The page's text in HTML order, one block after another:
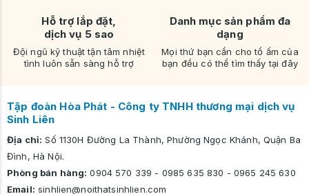
Hỗ trợ lắp đặt,
dịch vụ 5 sao
Đội ngũ kỹ thuật tận tâm nhiệt
tình luôn sẵn sàng hỗ trợ
Danh mục sản phẩm đa
dạng
Mọi thứ bạn cần cho tổ ấm của
bạn đều có thể tìm thấy tại đây
Tập đoàn Hòa Phát - Công ty TNHH thương mại dịch vụ
Sinh Liên
Địa chỉ: Số 1130H Đường La Thành, Phường Ngọc Khánh, Quận Ba
Đình, Hà Nội.
Phòng bán hàng: 0904 570 339 - 0985 635 830 - 0965 245 630
Email: sinhlien@noithatsinhlien.com